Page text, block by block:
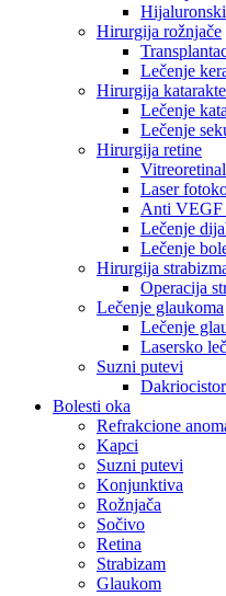
Hirurgija rožnjače
Lečenje
Hirurgija katarakte
Lečenje
Lečenje
Hirurgija retine
Laser
Anti VEGF
Lečenje
Lečenje
Hirurgija
Operacija
Lečenje glaukoma
Lečenje
Lasersko
Suzni putevi
Bolesti oka
Refrakcione
Kapci
Suzni putevi
Konjunktiva
Rožnjača
Sočivo
Retina
Strabizam
Glaukom